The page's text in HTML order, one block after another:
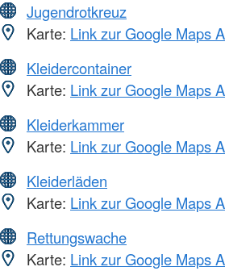
Jugendrotkreuz
Karte: Link zur Google Maps
Kleidercontainer
Karte: Link zur Google Maps
Kleiderkammer
Karte: Link zur Google Maps
Kleiderläden
Karte: Link zur Google Maps
Rettungswache
Karte: Link zur Google Maps